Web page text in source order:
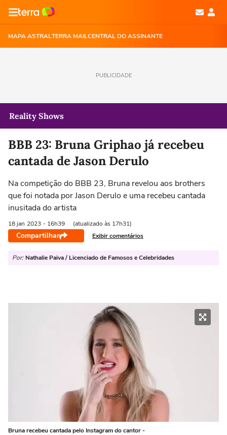
MAPA ASTRALTERRA MAILCENTRAL DO ASSINANTE
PUBLICIDADE
Reality Shows
BBB 23: Bruna Griphao já recebeu
cantada de Jason Derulo
Na competição do BBB 23, Bruna revelou aos brothers
que foi notada por Jason Derulo e uma recebeu cantada
inusitada do artista
18 jan 2023 - 16h39 (atualizado às 17h31)
Compartilhar Exibir comentários
Por: Nathalie Paiva / Licenciado de Famosos e Celebridades
Bruna recebeu cantada pelo Instagram do cantor -